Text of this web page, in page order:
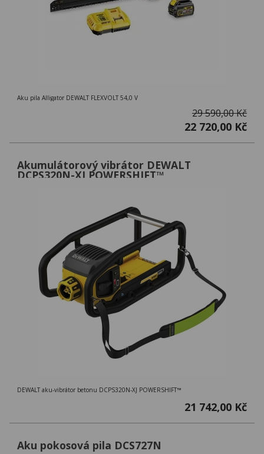
Aku pila Alligator DEWALT FLEXVOLT 54,0 V
29 590,00 Kč
22 720,00 Kč
Akumulátorový vibrátor DEWALT
DCPS320N-XJ POWERSHIFT™
DEWALT aku-vibrátor betonu DCPS320N-XJ POWERSHIFT™
21 742,00 Kč
Aku pokosová pila DCS727N